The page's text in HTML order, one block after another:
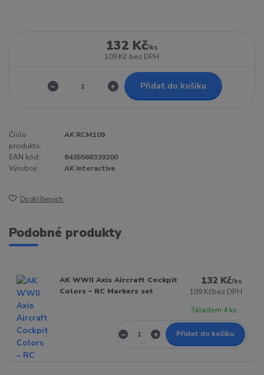
132 Kč/ks
109 Kč bez DPH
Přidat do košíku
Číslo
produktu:
AK RCM109
EAN kód:
8435568339200
Výrobce:
AK Interactive
Do oblíbených
Podobné produkty
AK WWII Axis Aircraft Cockpit
Colors – RC Markers set
132 Kč/ks
109 Kčbez DPH
Skladem 4 ks
Přidat do košíku